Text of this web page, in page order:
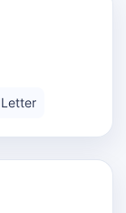
Letter